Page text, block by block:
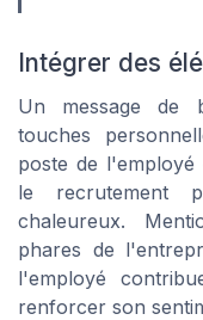
Intégrer des
Un message de
touches
poste de
le recrutement
chaleureux.
phares de
l'employé
renforcer son